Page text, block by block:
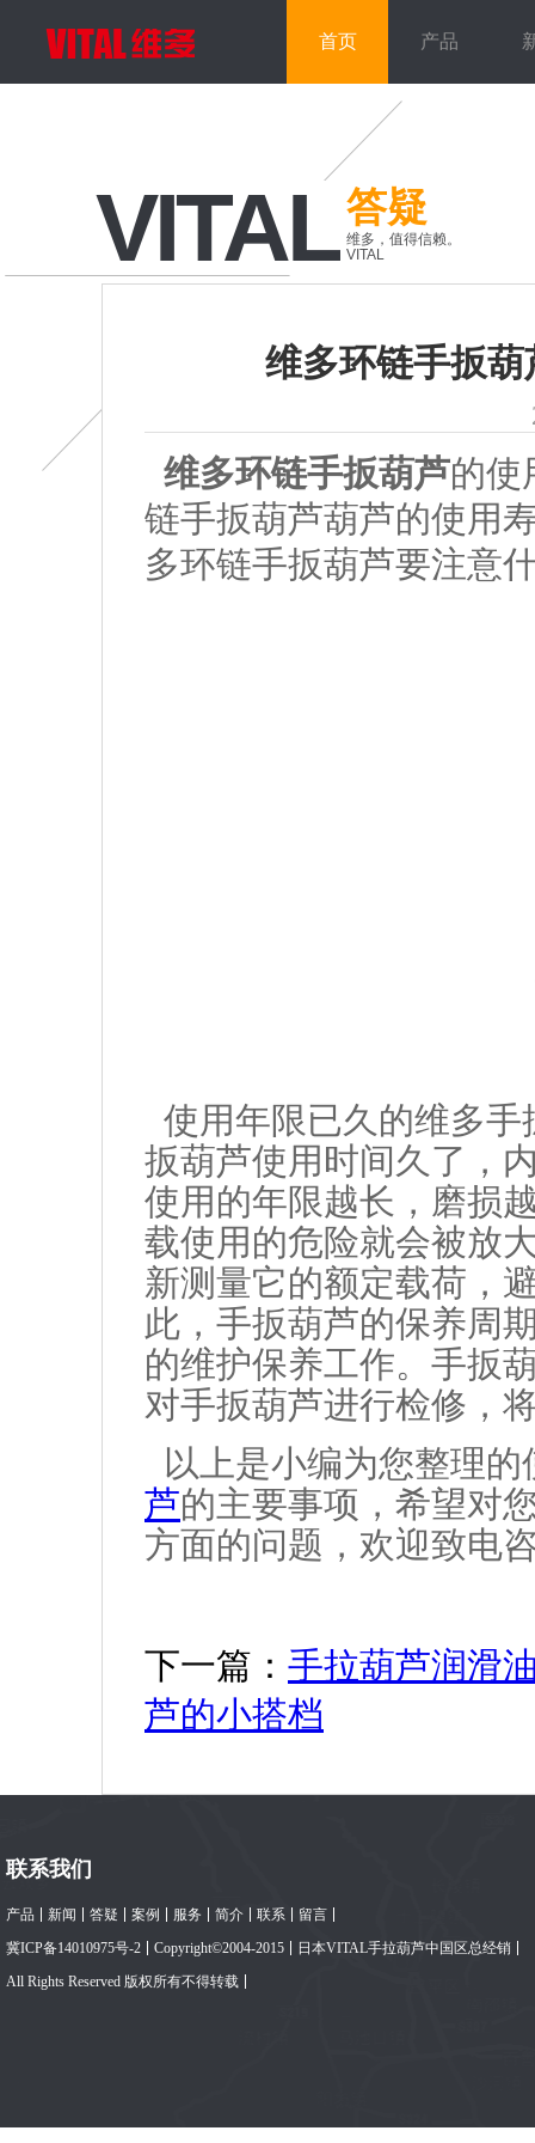
首页 产品
VITAL答疑
维多，值得信赖。
VITAL
维多环链手扳
维多环链手扳葫芦的使
链手扳葫芦葫芦的使用
多环链手扳葫芦要注意
使用年限已久的维多
扳葫芦使用时间久了，
使用的年限越长，磨损
载使用的危险就会被放
新测量它的额定载荷，
此，手扳葫芦的保养周
的维护保养工作。手扳
对手扳葫芦进行检修，
以上是小编为您整理
芦的主要事项，希望对
方面的问题，欢迎致电
下一篇： 手拉葫芦润滑
芦的小搭档
联系我们
产品 新闻 答疑 案例 服务 简介 联系
留言
冀ICP备14010975号-2
Copyright©2004-2015
日本VITAL手拉葫芦中国区总经销
All Rights Reserved 版权所有不得转载